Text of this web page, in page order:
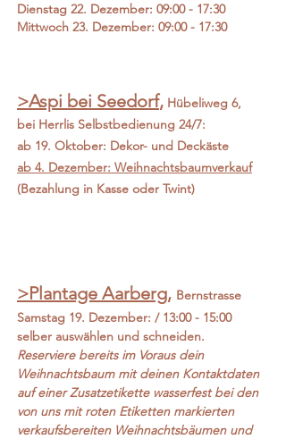
Dienstag 22. Dezember: 09:00 - 17:30
​Mittwoch 23. Dezember: 09:00 - 17:30
>Aspi bei Seedorf, Hübeliweg 6,
bei Herrlis Selbstbedienung 24/7:
ab 19. Oktober: Dekor- und Deckäste
ab 4. Dezember: Weihnachtsbaumverkauf
(Bezahlung in Kasse oder Twint)
>Plantage Aarberg, Bernstrasse
Samstag 19. Dezember: / 13:00 - 15:00
selber auswählen und schneiden.
Reserviere bereits im Voraus dein
Weihnachtsbaum mit deinen Kontaktdaten
auf einer Zusatzetikette wasserfest bei den
von uns mit roten Etiketten markierten
verkaufsbereiten Weihnachtsbäumen und